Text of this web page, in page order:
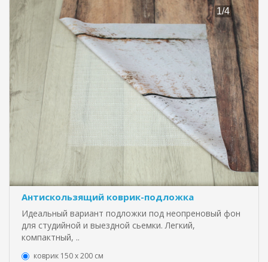
Антискользящий коврик-подложка
Идеальный вариант подложки под неопреновый фон
для студийной и выездной сьемки. Легкий,
компактный, ..
коврик 150 х 200 см